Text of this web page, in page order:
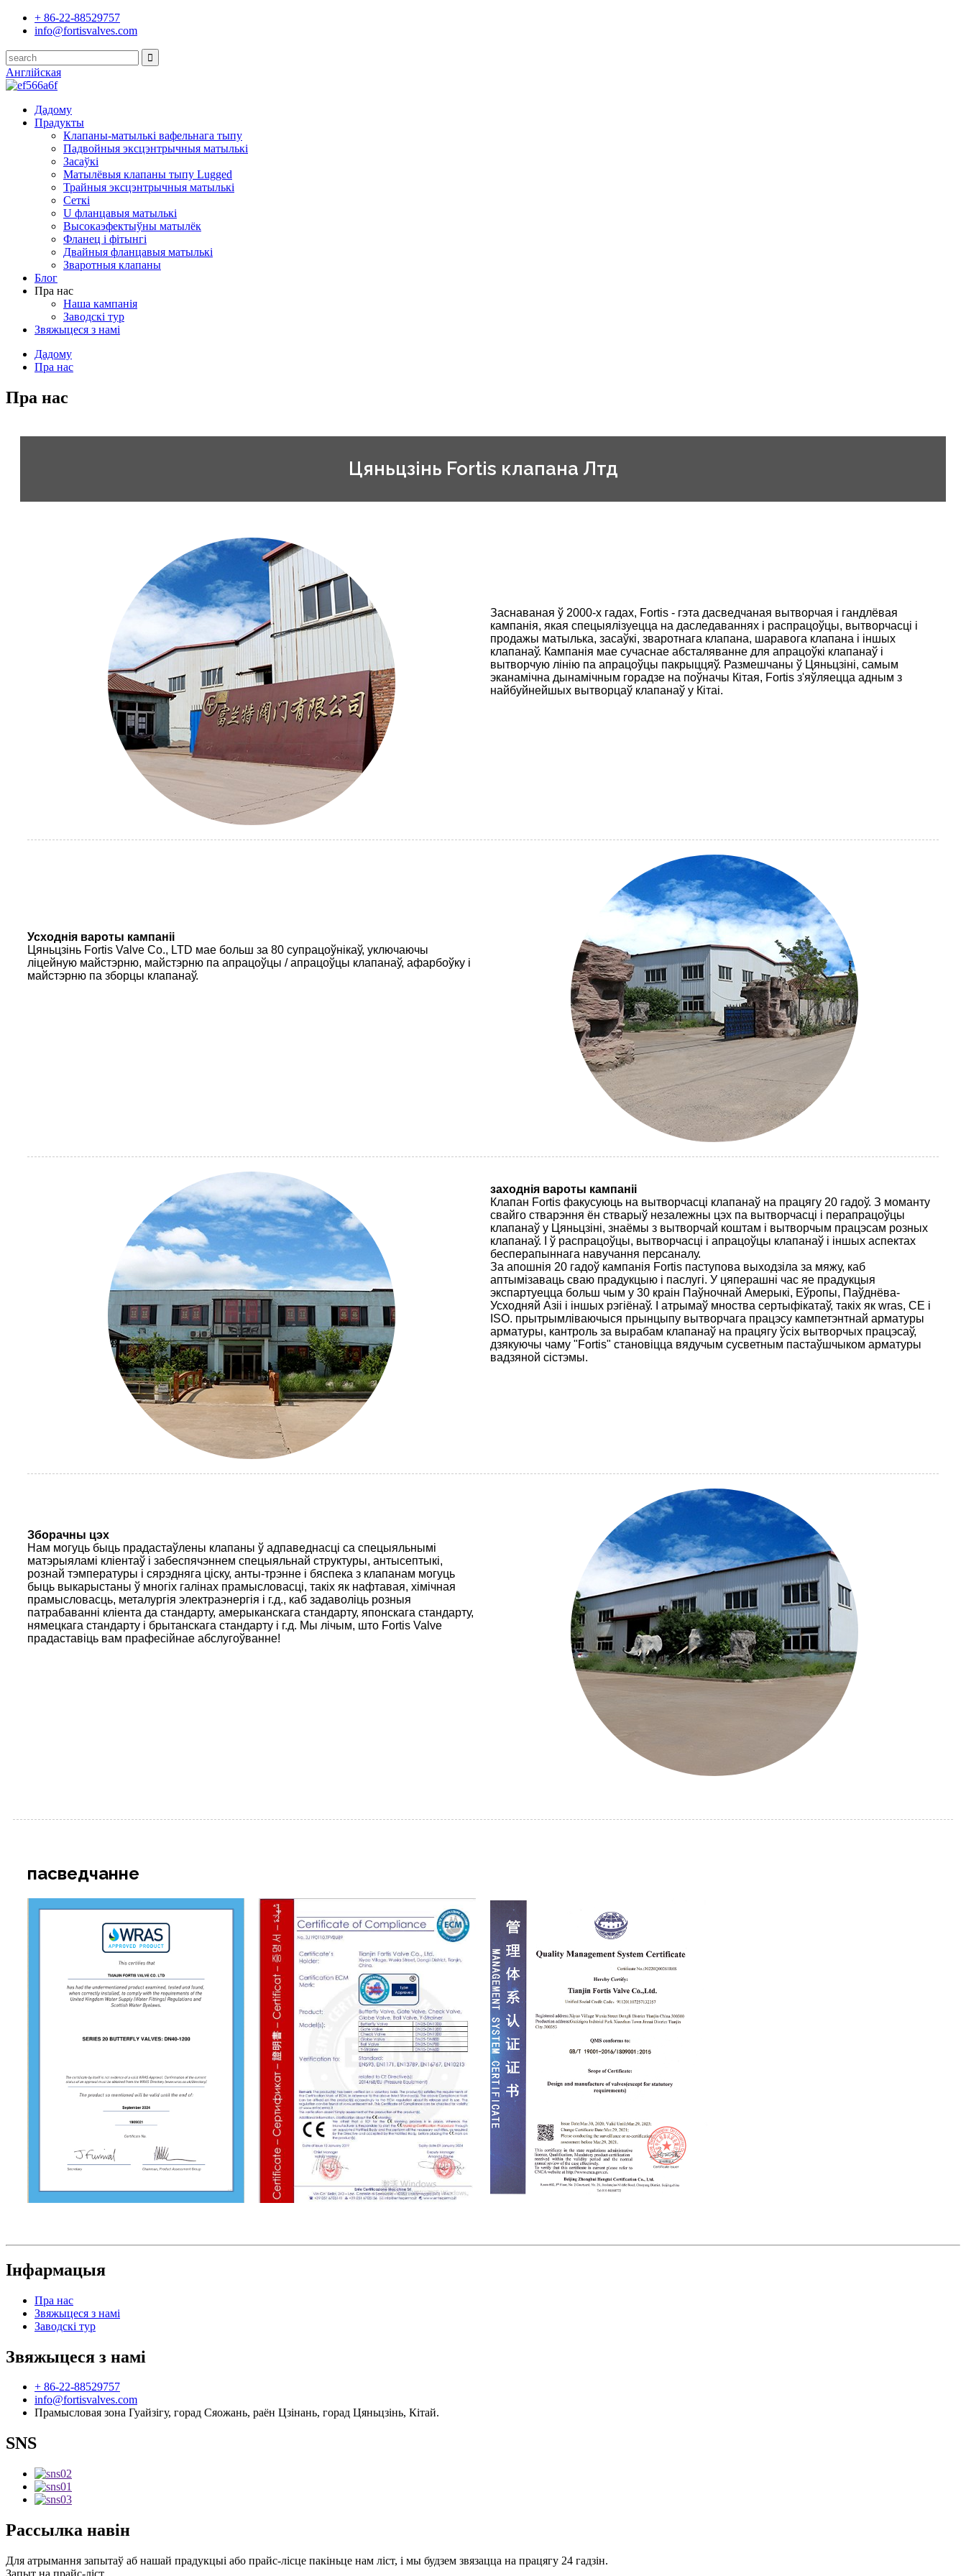
+ 86-22-88529757
info@fortisvalves.com
Англійская
Дадому
Прадукты
Клапаны-матылькі вафельнага тыпу
Падвойныя эксцэнтрычныя матылькі
Засаўкі
Матылёвыя клапаны тыпу Lugged
Трайныя эксцэнтрычныя матылькі
Сеткі
U фланцавыя матылькі
Высокаэфектыўны матылёк
Фланец і фітынгі
Двайныя фланцавыя матылькі
Зваротныя клапаны
Блог
Пра нас
Наша кампанія
Заводскі тур
Звяжыцеся з намі
Дадому
Пра нас
Пра нас
Цяньцзінь Fortis клапана Лтд
Заснаваная ў 2000-х гадах, Fortis - гэта дасведчаная вытворчая і гандлёвая
кампанія, якая спецыялізуецца на даследаваннях і распрацоўцы, вытворчасці і
продажы матылька, засаўкі, зваротнага клапана, шаравога клапана і іншых
клапанаў. Кампанія мае сучаснае абсталяванне для апрацоўкі клапанаў і
вытворчую лінію па апрацоўцы пакрыццяў. Размешчаны ў Цяньцзіні, самым
эканамічна дынамічным горадзе на поўначы Кітая, Fortis з'яўляецца адным з
найбуйнейшых вытворцаў клапанаў у Кітаі.
Усходнія вароты кампаніі
Цяньцзінь Fortis Valve Co., LTD мае больш за 80 супрацоўнікаў, уключаючы
ліцейную майстэрню, майстэрню па апрацоўцы / апрацоўцы клапанаў, афарбоўку і
майстэрню па зборцы клапанаў.
заходнія вароты кампаніі
Клапан Fortis факусуюць на вытворчасці клапанаў на працягу 20 гадоў. З моманту
свайго стварэння ён стварыў незалежны цэх па вытворчасці і перапрацоўцы
клапанаў у Цяньцзіні, знаёмы з вытворчай коштам і вытворчым працэсам розных
клапанаў. І ў распрацоўцы, вытворчасці і апрацоўцы клапанаў і іншых аспектах
бесперапыннага навучання персаналу.
За апошнія 20 гадоў кампанія Fortis паступова выходзіла за мяжу, каб
аптымізаваць сваю прадукцыю і паслугі. У цяперашні час яе прадукцыя
экспартуецца больш чым у 30 краін Паўночнай Амерыкі, Еўропы, Паўднёва-
Усходняй Азіі і іншых рэгіёнаў. І атрымаў мноства сертыфікатаў, такіх як wras, CE і
ISO. прытрымліваючыся прынцыпу вытворчага працэсу кампетэнтнай арматуры
арматуры, кантроль за вырабам клапанаў на працягу ўсіх вытворчых працэсаў,
дзякуючы чаму "Fortis" становіцца вядучым сусветным пастаўшчыком арматуры
вадзяной сістэмы.
Зборачны цэх
Нам могуць быць прадастаўлены клапаны ў адпаведнасці са спецыяльнымі
матэрыяламі кліентаў і забеспячэннем спецыяльнай структуры, антысептыкі,
рознай тэмпературы і сярэдняга ціску, анты-трэнне і бяспека з клапанам могуць
быць выкарыстаны ў многіх галінах прамысловасці, такіх як нафтавая, хімічная
прамысловасць, металургія электраэнергія і г.д., каб задаволіць розныя
патрабаванні кліента да стандарту, амерыканскага стандарту, японскага стандарту,
нямецкага стандарту і брытанскага стандарту і г.д. Мы лічым, што Fortis Valve
прадаставіць вам прафесійнае абслугоўванне!
пасведчанне
Інфармацыя
Пра нас
Звяжыцеся з намі
Заводскі тур
Звяжыцеся з намі
+ 86-22-88529757
info@fortisvalves.com
Прамысловая зона Гуайзігу, горад Сяожань, раён Цзінань, горад Цяньцзінь, Кітай.
SNS
Рассылка навін
Для атрымання запытаў аб нашай прадукцыі або прайс-лісце пакіньце нам ліст, і мы будзем звязацца на працягу 24 гадзін.